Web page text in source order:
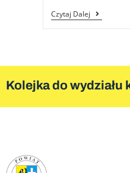
Czytaj Dalej
Kolejka do wydziału